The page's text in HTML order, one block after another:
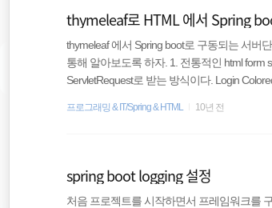
thymeleaf로 HTML 에서 Spring
thymeleaf 에서 Spring boot로 구동되는 서버
통해 알아보도록 하자. 1. 전통적인 html form
ServletRequest로 받는 방식이다. Login
프로그래밍 & IT/Spring & HTML 10년 전
spring boot logging 설정
처음 프로젝트를 시작하면서 프레임워크를